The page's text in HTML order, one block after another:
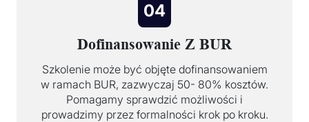
04
Dofinansowanie Z BUR
Szkolenie może być objęte dofinansowaniem
w ramach BUR, zazwyczaj 50- 80% kosztów.
Pomagamy sprawdzić możliwości i
prowadzimy przez formalności krok po kroku.